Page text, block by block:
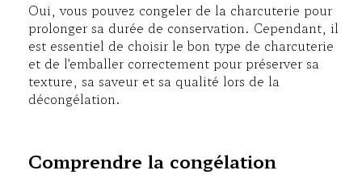
Oui, vous pouvez congeler de la charcuterie pour
prolonger sa durée de conservation. Cependant, il
est essentiel de choisir le bon type de charcuterie
et de l’emballer correctement pour préserver sa
texture, sa saveur et sa qualité lors de la
décongélation.
Comprendre la congélation